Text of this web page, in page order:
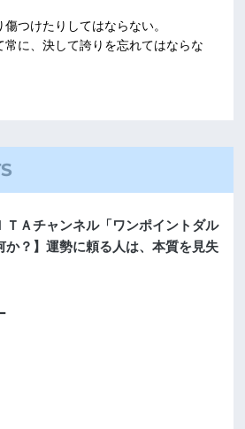
つけたりしてはならない。
に、決して誇りを忘れてはならな
ＴＡチャンネル「ワンポイントダル
か？】運勢に頼る人は、本質を見失